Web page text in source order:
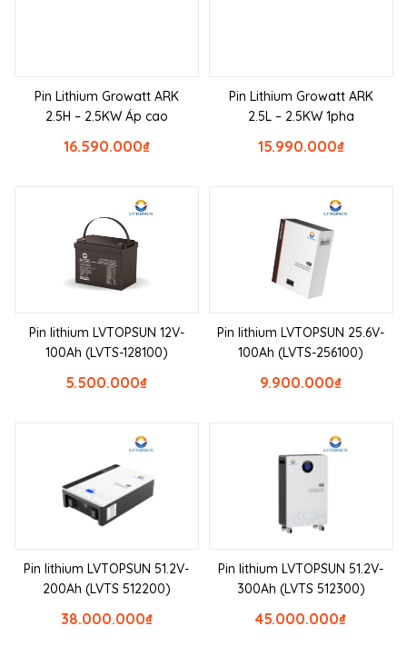
Pin Lithium Growatt ARK
2.5H – 2.5KW Áp cao
₫
16.590.000
Pin Lithium Growatt ARK
2.5L – 2.5KW 1pha
₫
15.990.000
Pin lithium LVTOPSUN 12V-
100Ah (LVTS-128100)
₫
5.500.000
Pin lithium LVTOPSUN 25.6V-
100Ah (LVTS-256100)
₫
9.900.000
Pin lithium LVTOPSUN 51.2V-
200Ah (LVTS 512200)
₫
38.000.000
Pin lithium LVTOPSUN 51.2V-
300Ah (LVTS 512300)
₫
45.000.000